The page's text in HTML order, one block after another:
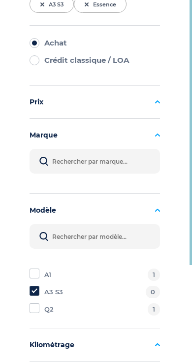
A3 S3 Essence
Achat
Crédit classique / LOA
Prix
Marque
Modèle
A1 1
A3 S3 0
Q2 1
Kilométrage